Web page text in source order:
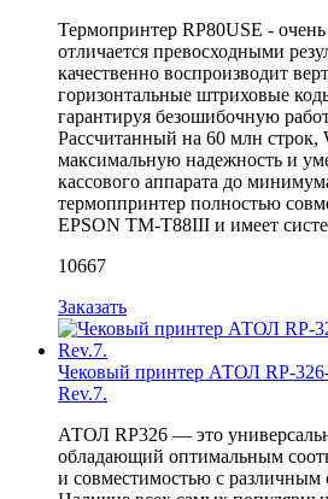
Термопринтер RP80USE - очень
отличается превосходными
качественно воспроизводит
горизонтальные штриховые
гарантируя безошибочную
Рассчитанный на 60 млн строк,
максимальную надежность и
кассового аппарата до
термоппринтер полностью
EPSON TM-T88III и имеет
10667
Заказать
Чековый принтер АТОЛ RP-
Rev.7.
АТОЛ RP326 — это
обладающий оптимальным
и совместимостью с